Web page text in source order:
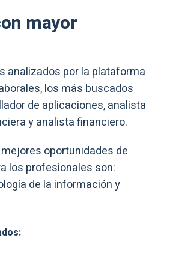
mayor
analizados por la plataforma
los más buscados
de aplicaciones, analista
y analista financiero.
oportunidades de
los profesionales son:
de la información y